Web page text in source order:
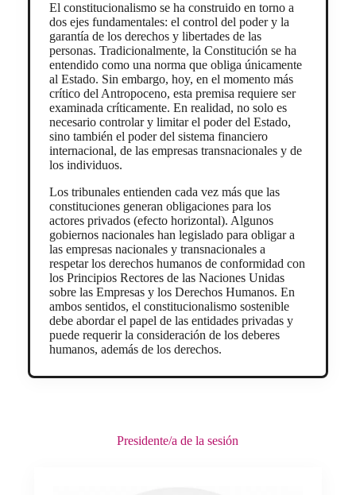
El constitucionalismo se ha construido en torno a
dos ejes fundamentales: el control del poder y la
garantía de los derechos y libertades de las
personas. Tradicionalmente, la Constitución se ha
entendido como una norma que obliga únicamente
al Estado. Sin embargo, hoy, en el momento más
crítico del Antropoceno, esta premisa requiere ser
examinada críticamente. En realidad, no solo es
necesario controlar y limitar el poder del Estado,
sino también el poder del sistema financiero
internacional, de las empresas transnacionales y de
los individuos.
Los tribunales entienden cada vez más que las
constituciones generan obligaciones para los
actores privados (efecto horizontal). Algunos
gobiernos nacionales han legislado para obligar a
las empresas nacionales y transnacionales a
respetar los derechos humanos de conformidad con
los Principios Rectores de las Naciones Unidas
sobre las Empresas y los Derechos Humanos. En
ambos sentidos, el constitucionalismo sostenible
debe abordar el papel de las entidades privadas y
puede requerir la consideración de los deberes
humanos, además de los derechos.
Presidente/a de la sesión